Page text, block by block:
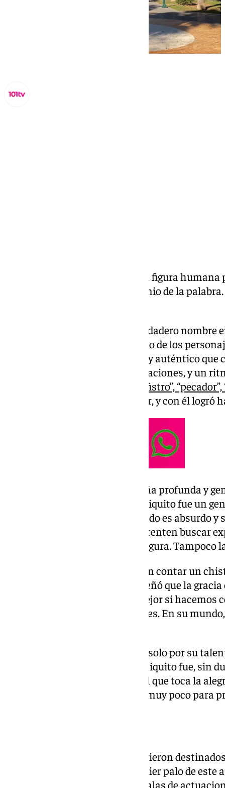
Hace siete años se apagaba una figura
inmortalidad. Nos dejaba un genio de la
, cuyo verdadero
humorista español icónico y uno de los
popular. Su estilo era tan único y auténtico
expresiones inventadas, exageraciones, y un
“fistro”,
en parte del vocabulario popular, y con él logró
En su arte, mostraba una España profunda y
natal y sus raíces populares. Chiquito fue un
recordarnos que el humor, cuando es absurdo
de arte. El Dalí del humor, no intenten buscar
todo lo que impregnó sobre su figura. Tampoco
Él podía tardar cinco minutos en contar un
ahí radicaba su magia. Nos enseñó que la
en el destino, y que la vida es mejor si
bajando unas escaleras invisibles. En su
A nivel humano, era querido no solo por su
humildad y calidez personal. Chiquito fue, sin
humor más puro y genuino es el que toca la
y que muchas veces, hace falta muy poco para
Sus grandes logros fueron estuvieron
flamenco. Ahí dominaba cualquier palo de este
por el mundo entero llenando salas de